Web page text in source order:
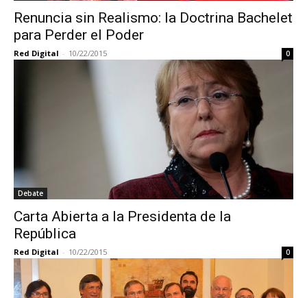
Renuncia sin Realismo: la Doctrina Bachelet
para Perder el Poder
Red Digital - 10/22/2015 0
Debate
Carta Abierta a la Presidenta de la
República
Red Digital - 10/22/2015 0